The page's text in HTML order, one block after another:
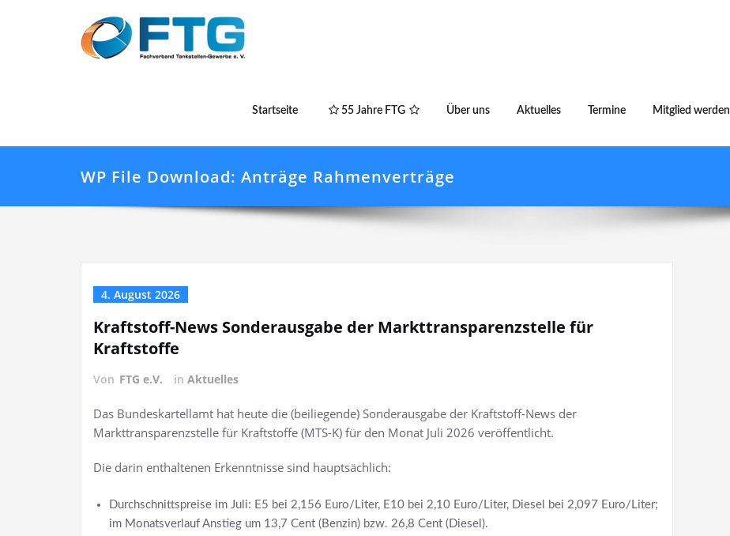
Startseite 55 Jahre FTG Über uns Aktuelles Termine Mitglied werden
WP File Download: Anträge Rahmenverträge
4. August 2026
Kraftstoff-News Sonderausgabe der Markttransparenzstelle für
Kraftstoffe
Von FTG e.V. in Aktuelles
Das Bundeskartellamt hat heute die (beiliegende) Sonderausgabe der Kraftstoff-News der
Markttransparenzstelle für Kraftstoffe (MTS-K) für den Monat Juli 2026 veröffentlicht.
Die darin enthaltenen Erkenntnisse sind hauptsächlich:
Durchschnittspreise im Juli: E5 bei 2,156 Euro/Liter, E10 bei 2,10 Euro/Liter, Diesel bei 2,097 Euro/Liter;
im Monatsverlauf Anstieg um 13,7 Cent (Benzin) bzw. 26,8 Cent (Diesel).